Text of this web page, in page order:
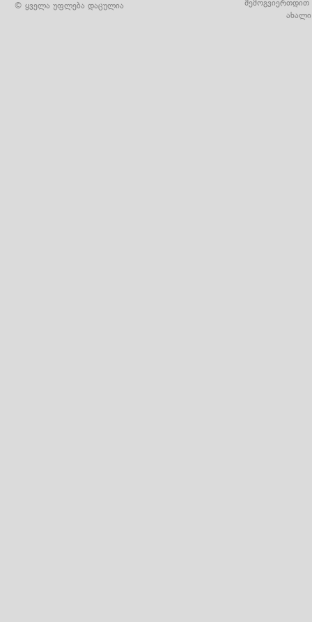
© ყველა უფლება დაცულია
შემოგვიერთდით
ახალი